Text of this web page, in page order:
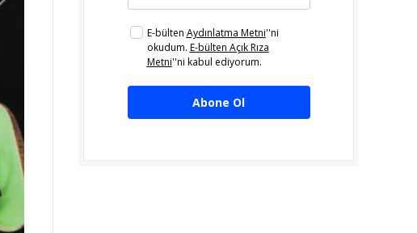
E-bülten Aydınlatma Metni''ni
okudum. E-bülten Açık Rıza
Metni''ni kabul ediyorum.
Abone Ol